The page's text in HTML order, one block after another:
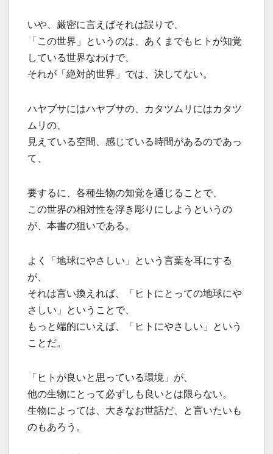
いや、厳密に言えばそれは誤りで、
「この世界」というのは、あくまでもヒトが知覚
している世界なわけで、
それが「絶対的世界」では、決してない。
ハヤブサにはハヤブサの、カタツムリにはカタツ
ムリの、
見えている空間、感じている時間があるのであっ
て、
要するに、各種生物の知覚を通じることで、
この世界の相対性を浮き彫りにしようというの
が、本書の狙いである。
よく「地球にやさしい」という言葉を耳にする
が、
それは言い換えれば、「ヒトにとっての地球にや
さしい」ということで、
もっと端的にいえば、「ヒトにやさしい」という
ことだ。
「ヒトが良いと思っている環境」が、
他の生物にとって必ずしも良いとは限らない。
生物によっては、大きなお世話だ、と言いたいも
のもあろう。